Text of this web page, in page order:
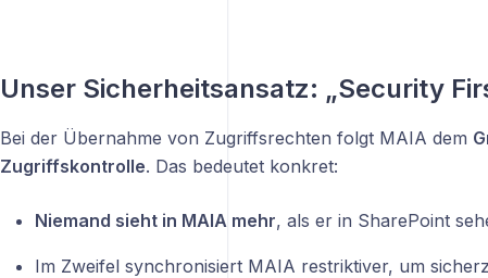
Unser Sicherheitsansatz: „Security
Bei der Übernahme von Zugriffsrechten folgt MAIA dem
Zugriffskontrolle. Das bedeutet konkret:
Niemand sieht in MAIA mehr, als er in SharePoint
Im Zweifel synchronisiert MAIA restriktiver, um